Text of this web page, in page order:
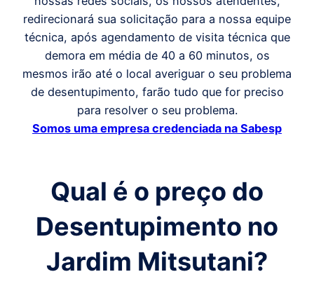
redirecionará sua solicitação para a nossa equipe
técnica, após agendamento de visita técnica que
demora em média de 40 a 60 minutos, os
mesmos irão até o local averiguar o seu problema
de desentupimento, farão tudo que for preciso
para resolver o seu problema.
Somos uma empresa credenciada na Sabesp
Qual é o preço do
Desentupimento no
Jardim Mitsutani?